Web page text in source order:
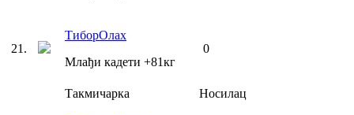
21 .
ТиборОлах
Млађи кадети +81кг
0
Такмичарка Носилац